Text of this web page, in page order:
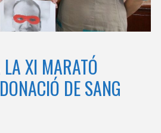
XI MARATÓ
DE SANG